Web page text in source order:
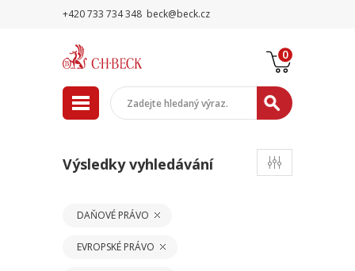
+420 733 734 348 beck@beck.cz
0
Výsledky vyhledávání
DAŇOVÉ PRÁVO
EVROPSKÉ PRÁVO